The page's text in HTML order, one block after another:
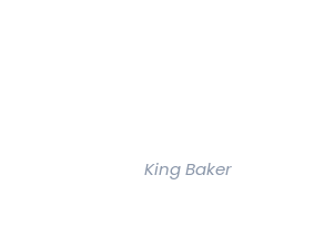
King Baker